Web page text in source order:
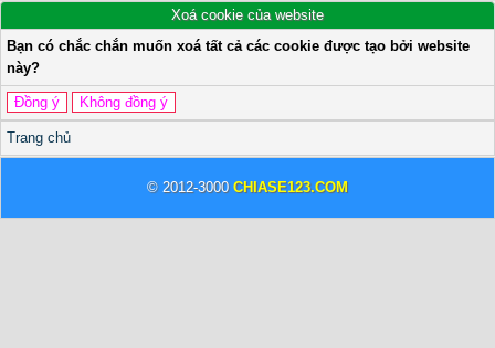
Xoá cookie của website
Bạn có chắc chắn muốn xoá tất cả các cookie được tạo bởi website
này?
Trang chủ
© 2012-3000 CHIASE123.COM